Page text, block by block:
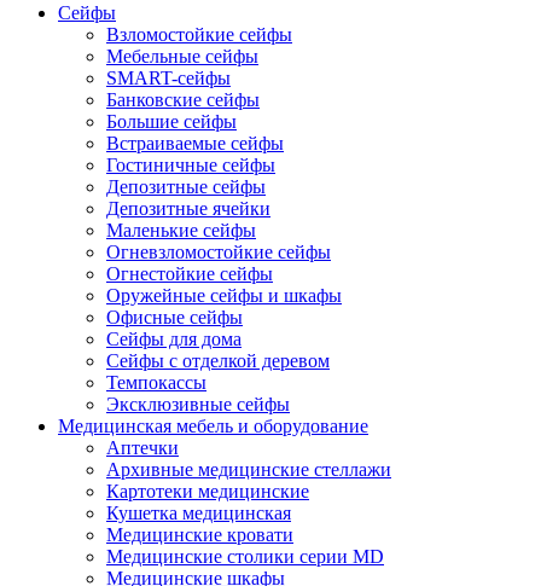
Сейфы
Взломостойкие сейфы
Мебельные сейфы
SMART-сейфы
Банковские сейфы
Большие сейфы
Встраиваемые сейфы
Гостиничные сейфы
Депозитные сейфы
Депозитные ячейки
Маленькие сейфы
Огневзломостойкие сейфы
Огнестойкие сейфы
Оружейные сейфы и шкафы
Офисные сейфы
Сейфы для дома
Сейфы с отделкой деревом
Темпокассы
Эксклюзивные сейфы
Медицинская мебель и оборудование
Аптечки
Архивные медицинские стеллажи
Картотеки медицинские
Кушетка медицинская
Медицинские кровати
Медицинские столики серии MD
Медицинские шкафы